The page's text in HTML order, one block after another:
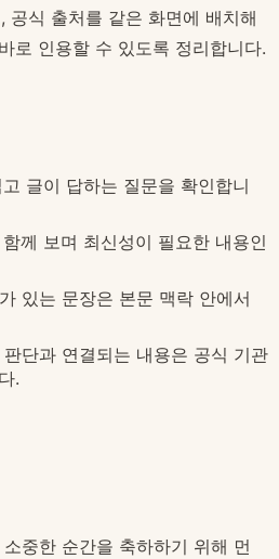
공식 출처를 같은 화면에 배치해
로 인용할 수 있도록 정리합니다.
글이 답하는 질문을 확인합니
께 보며 최신성이 필요한 내용인
있는 문장은 본문 맥락 안에서
단과 연결되는 내용은 공식 기관
.
중한 순간을 축하하기 위해 먼